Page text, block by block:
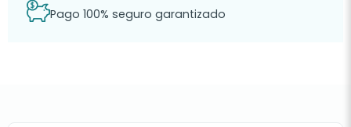
Pago 100% seguro garantizado